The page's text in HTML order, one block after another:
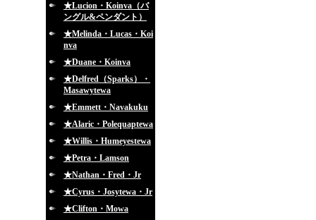
★Lucion・Koinva（バ
ングル&ペンダント）
★Melinda・Lucas・Koi
nva
★Duane・Koinva
★Delfred（Sparks）・
Masawytewa
★Emmett・Navakuku
★Alaric・Polequaptewa
★Willis・Humeyestewa
★Petra・Lamson
★Nathan・Fred・Jr
★Cyrus・Josytewa・Jr
★Clifton・Mowa